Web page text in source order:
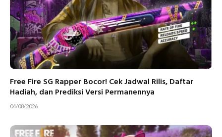
Free Fire SG Rapper Bocor! Cek Jadwal Rilis, Daftar
Hadiah, dan Prediksi Versi Permanennya
04/08/2026